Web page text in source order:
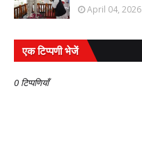
April 04, 2026
एक टिप्पणी भेजें
0 टिप्पणियाँ